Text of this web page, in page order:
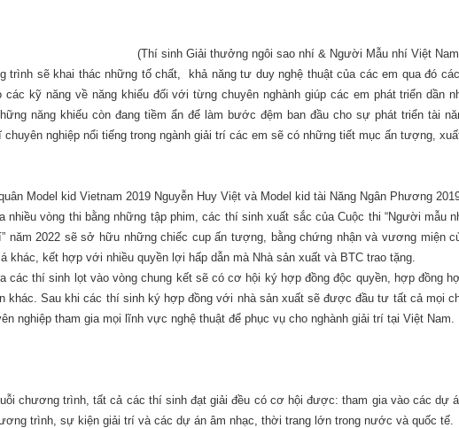
(Thí sinh Giải thưởng ngôi sao nhí & Người Mẫu nhí Việt
trình sẽ khai thác những tố chất, khả năng tư duy nghệ thuật của các em qua đó
các kỹ năng về năng khiếu đối với từng chuyên nghành giúp các em phát triển dần
năng khiếu còn đang tiềm ẩn để làm bước đệm ban đầu cho sự phát triển tài
chuyên nghiệp nổi tiếng trong ngành giải trí các em sẽ có những tiết mục ấn tượng,
Model kid Vietnam 2019 Nguyễn Huy Việt và Model kid tài Năng Ngân Phương
nhiều vòng thi bằng những tập phim, các thí sinh xuất sắc của Cuộc thi “Người mẫu
năm 2022 sẽ sở hữu những chiếc cup ấn tượng, bằng chứng nhận và vương miện
khác, kết hợp với nhiều quyền lợi hấp dẫn mà Nhà sản xuất và BTC trao tặng.
các thí sinh lọt vào vòng chung kết sẽ có cơ hội ký hợp đồng độc quyền, hợp đồng
khác. Sau khi các thí sinh ký hợp đồng với nhà sản xuất sẽ được đầu tư tất cả mọi
nghiệp tham gia mọi lĩnh vực nghệ thuật để phục vụ cho nghành giải trí tại Việt Nam.
chương trình, tất cả các thí sinh đạt giải đều có cơ hội được: tham gia vào các dự
trình, sự kiện giải trí và các dự án âm nhạc, thời trang lớn trong nước và quốc tế.